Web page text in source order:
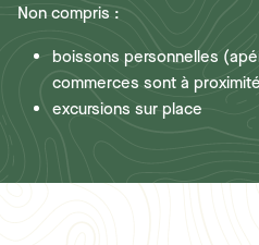
Non compris :
boissons personnelles
commerces sont à
excursions sur place